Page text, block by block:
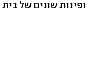
ופינות שונים של